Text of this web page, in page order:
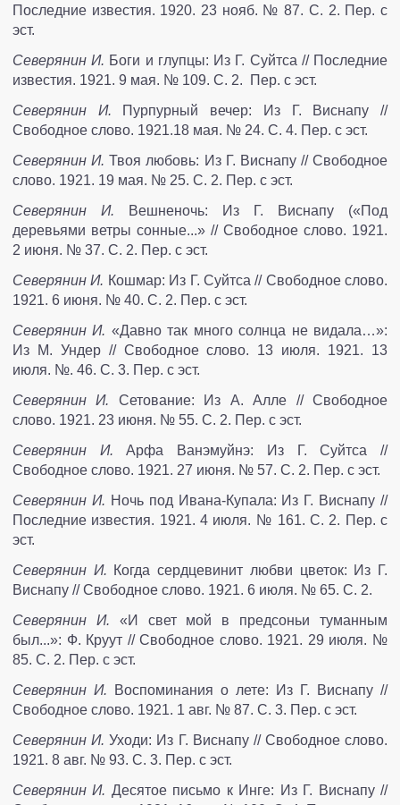
Последние известия. 1920. 23 нояб. № 87. С. 2. Пер. с
эст.
Северянин И. Боги и глупцы: Из Г. Суйтса // Последние
известия. 1921. 9 мая. № 109. С. 2. Пер. с эст.
Северянин И. Пурпурный вечер: Из Г. Виснапу //
Свободное слово. 1921.18 мая. № 24. С. 4. Пер. с эст.
Северянин И. Твоя любовь: Из Г. Виснапу // Свободное
слово. 1921. 19 мая. № 25. С. 2. Пер. с эст.
Северянин И. Вешненочь: Из Г. Виснапу («Под
деревьями ветры сонные...» // Свободное слово. 1921.
2 июня. № 37. С. 2. Пер. с эст.
Северянин И. Кошмар: Из Г. Суйтса // Свободное слово.
1921. 6 июня. № 40. С. 2. Пер. с эст.
Северянин И. «Давно так много солнца не видала…»:
Из М. Ундер // Свободное слово. 13 июля. 1921. 13
июля. №. 46. С. 3. Пер. с эст.
Северянин И. Сетование: Из А. Алле // Свободное
слово. 1921. 23 июня. № 55. С. 2. Пер. с эст.
Северянин И. Арфа Ванэмуйнэ: Из Г. Суйтса //
Свободное слово. 1921. 27 июня. № 57. С. 2. Пер. с эст.
Северянин И. Ночь под Ивана-Купала: Из Г. Виснапу //
Последние известия. 1921. 4 июля. № 161. С. 2. Пер. с
эст.
Северянин И. Когда сердцевинит любви цветок: Из Г.
Виснапу // Свободное слово. 1921. 6 июля. № 65. С. 2.
Северянин И. «И свет мой в предсоньи туманным
был...»: Ф. Круут // Свободное слово. 1921. 29 июля. №
85. С. 2. Пер. с эст.
Северянин И. Воспоминания о лете: Из Г. Виснапу //
Свободное слово. 1921. 1 авг. № 87. С. 3. Пер. с эст.
Северянин И. Уходи: Из Г. Виснапу // Свободное слово.
1921. 8 авг. № 93. С. 3. Пер. с эст.
Северянин И. Десятое письмо к Инге: Из Г. Виснапу //